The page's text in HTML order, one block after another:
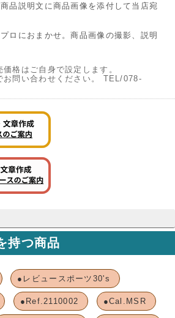
品説明文に商品画像を添付して当店宛
ロにおまかせ。商品画像の撮影、説明
格はご自身で設定します。
お問い合わせください。 TEL/078-
持つ商品
●レビュースポーツ30's
●Ref.2110002 ●Cal.MSR